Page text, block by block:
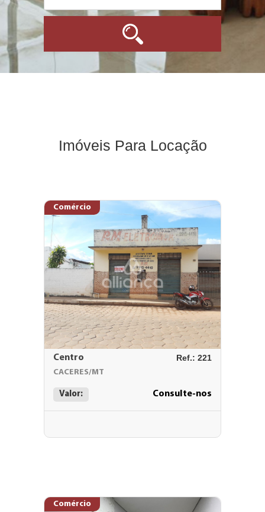
Imóveis Para Locação
Comércio
Centro Ref.: 221
CACERES/MT
Valor: Consulte-nos
Comércio